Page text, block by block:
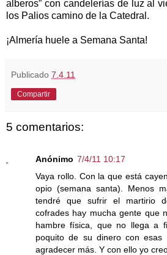
alberos” con candelerías de luz al
los Palios camino de la Catedral.
¡Almería huele a Semana Santa!
Publicado 7.4.11
Compartir
5 comentarios:
Anónimo 7/4/11 10:17
Vaya rollo. Con la que está
opio (semana santa). Menos
tendré que sufrir el martirio
cofrades hay mucha gente que
hambre física, que no llega a
poquito de su dinero con
agradecer más. Y con ello yo